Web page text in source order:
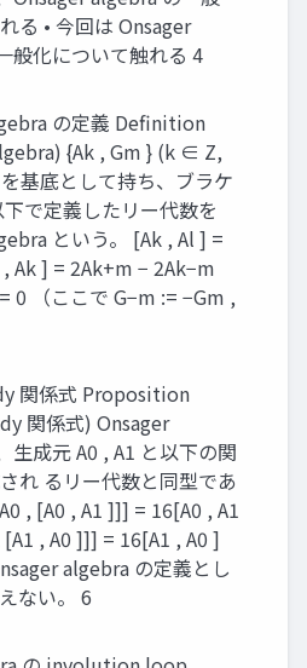
る • 今回は Onsager
般化について触れる 4
の定義 Definition
{Ak , Gm } (k ∈ Z,
基底として持ち、ブラケ
で定義したリー代数を
という。 [Ak , Al ] =
Ak ] = 2Ak+m − 2Ak−m
0 （ここで G−m := −Gm ,
関係式 Proposition
関係式) Onsager
生成元 A0 , A1 と以下の関
れ るリー代数と同型であ
, [A0 , A1 ]]] = 16[A0 , A1
, A0 ]]] = 16[A1 , A0 ]
algebra の定義とし
ない。 6